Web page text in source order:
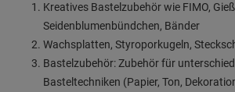
Kreatives Bastelzubehör wie FIMO,
Seidenblumenbündchen, Bänder
Wachsplatten, Styroporkugeln,
Bastelzubehör: Zubehör für
Basteltechniken (Papier, Ton,